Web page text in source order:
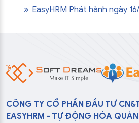
EasyHRM Phát hành ngày
CÔNG TY CỔ PHẦN ĐẦU TƯ
EASYHRM - TỰ ĐỘNG HÓA